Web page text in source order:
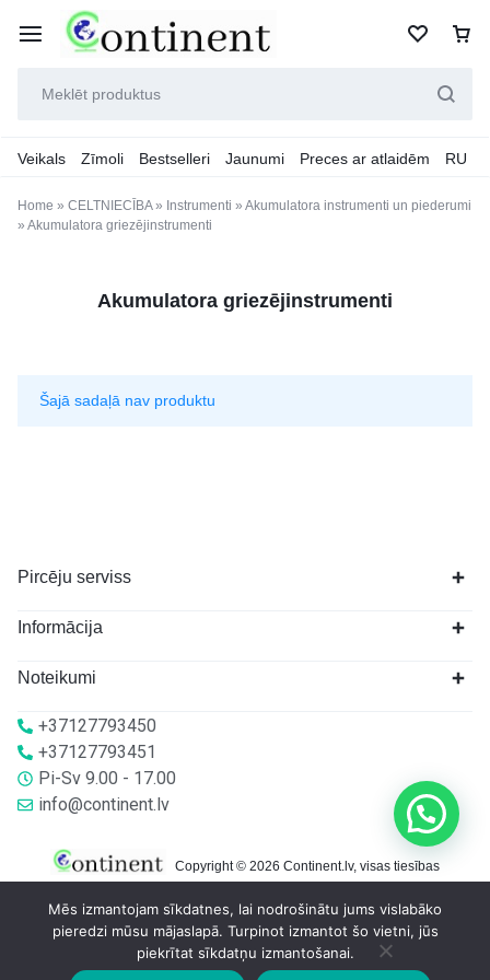
Veikals Zīmoli Bestselleri Jaunumi Preces ar atlaidēm RU
Home » CELTNIECĪBA» Instrumenti » Akumulatora instrumenti un piederumi
» Akumulatora griezējinstrumenti
Akumulatora griezējinstrumenti
Šajā sadaļā nav produktu
Pircēju serviss
Informācija
Noteikumi
+37127793450
+37127793451
Pi-Sv 9.00 - 17.00
info@continent.lv
Copyright © 2026 Continent.lv, visas tiesības
Mēs izmantojam sīkdatnes, lai nodrošinātu jums vislabāko
pieredzi mūsu mājaslapā. Turpinot izmantot šo vietni, jūs
piekrītat sīkdatņu izmantošanai.